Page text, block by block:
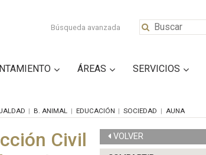
Búsqueda avanzada
ÁREAS SERVICIOS
B. ANIMAL EDUCACIÓN SOCIEDAD AUNA
Civil
VOLVER